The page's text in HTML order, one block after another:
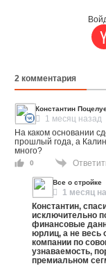
2 комментария
Константин
1 месяц назад
На каком основании
прошлый года, а
много?
0
Все о стройке
1 месяц
Константин,
исключительно
финансовые
юрлиц, а не весь
компании по
узнаваемость,
премиальном